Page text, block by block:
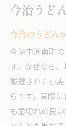
今治うど
今治のうどん
今治市河南町
す。なぜなら
厳選された小
らです。実際
も歯切れの良